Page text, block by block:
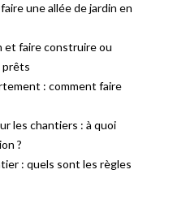
une allée de jardin en
et faire construire ou
prêts
: comment faire
les chantiers : à quoi
?
: quels sont les règles